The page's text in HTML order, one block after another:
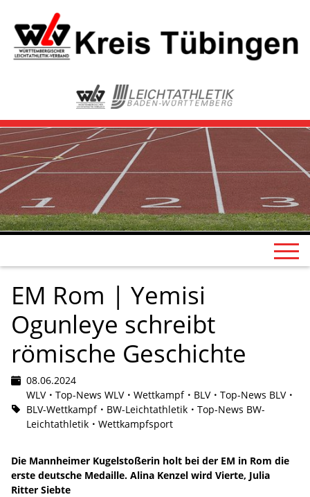
EM Rom | Yemisi
Ogunleye schreibt
römische Geschichte
08.06.2024
WLV
Top-News WLV Wettkampf BLV
Top-News BLV
BLV-Wettkampf
BW-Leichtathletik
Top-News BW-
Leichtathletik
Wettkampfsport
Die Mannheimer Kugelstoßerin holt bei der EM in Rom die
erste deutsche Medaille. Alina Kenzel wird Vierte, Julia
Ritter Siebte